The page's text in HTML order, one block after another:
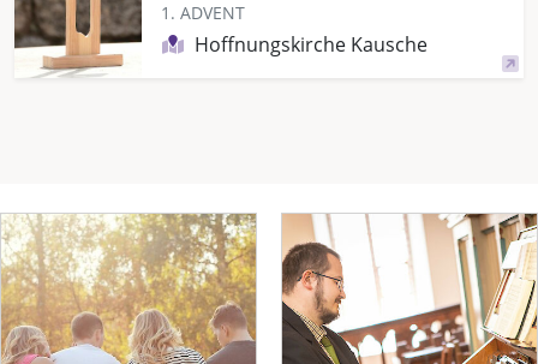
1. ADVENT
Hoffnungskirche Kausche